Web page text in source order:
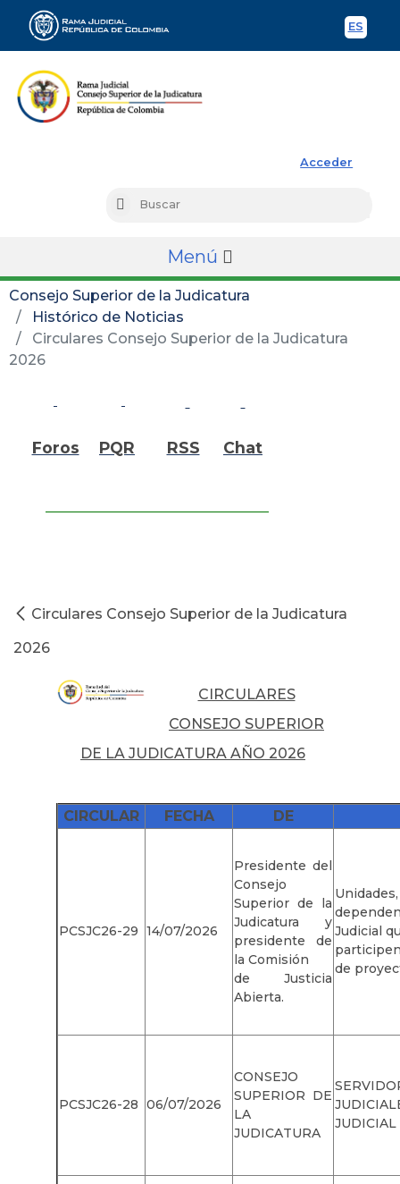
ES
Acceder
Buscar
Menú
Consejo Superior de la Judicatura
Histórico de Noticias
Circulares Consejo Superior de la Judicatura
2026
Foros PQR RSS Chat
Circulares Consejo Superior de la Judicatura
2026
CIRCULARES
CONSEJO SUPERIOR
DE LA JUDICATURA AÑO 2026
CIRCULAR FECHA DE
PCSJC26-29 14/07/2026
Presidente del
Consejo
Superior de la
Judicatura y
presidente de
la Comisión
de Justicia
Abierta.
Judicial
de
PCSJC26-28 06/07/2026
CONSEJO
SUPERIOR DE
LA
JUDICATURA
JUDICIAL